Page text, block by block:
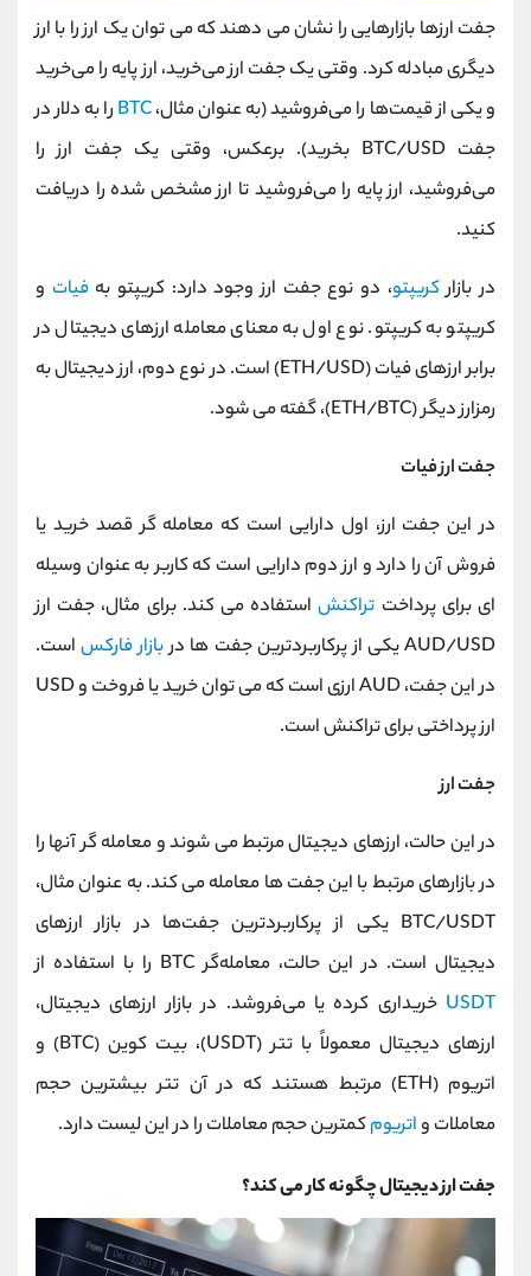
جفت ارزها بازارهایی را نشان می دهند که می توان یک ارز را با ارز
دیگری مبادله کرد. وقتی یک جفت ارز می‌خرید، ارز پایه را می‌خرید
و یکی از قیمت‌ها را می‌فروشید (به عنوان مثال،BTC را به دلار در
جفت BTC/USD بخرید). برعکس، وقتی یک جفت ارز را
می‌فروشید، ارز پایه را می‌فروشید تا ارز مشخص شده را دریافت
کنید.
در بازارکریپتو، دو نوع جفت ارز وجود دارد: کریپتو بهفیات و
کریپتو به کریپتو. نوع اول به معنای معامله ارزهای دیجیتال در
برابر ارزهای فیات (ETH/USD) است. در نوع دوم، ارز دیجیتال به
رمزارز دیگر (ETH/BTC)، گفته می شود.
جفت ارز فیات
در این جفت ارز، اول دارایی است که معامله گر قصد خرید یا
فروش آن را دارد و ارز دوم دارایی است که کاربر به عنوان وسیله
ای برای پرداخت تراکنشاستفاده می کند. برای مثال، جفت ارز
AUD/USD یکی از پرکاربردترین جفت ها در
بازار فارکساست.
در این جفت، AUD ارزی است که می توان خرید یا فروخت و USD
ارز پرداختی برای تراکنش است.
جفت ارز
در این حالت، ارزهای دیجیتال مرتبط می شوند و معامله گر آنها را
در بازارهای مرتبط با این جفت ها معامله می کند. به عنوان مثال،
BTC/USDT یکی از پرکاربردترین جفت‌ها در بازار ارزهای
دیجیتال است. در این حالت، معامله‌گر BTC را با استفاده از
USDT خریداری کرده یا می‌فروشد. در بازار ارزهای دیجیتال،
ارزهای دیجیتال معمولاً با تتر (USDT)، بیت کوین (BTC) و
اتریوم (ETH) مرتبط هستند که در آن تتر بیشترین حجم
معاملات واتریومکمترین حجم معاملات را در این لیست دارد.
جفت ارز دیجیتال چگونه کار می کند؟